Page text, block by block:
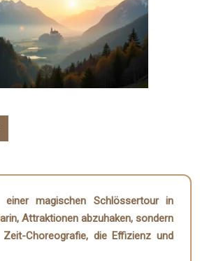
magischen Schlössertour in
Attraktionen abzuhaken, sondern
Choreografie, die Effizienz und